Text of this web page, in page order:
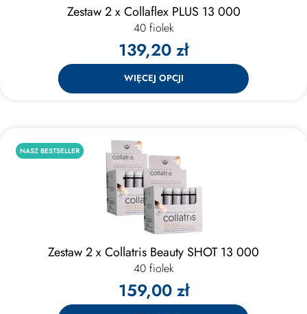
Zestaw 2 x Collaflex PLUS 13 000
40 fiolek
139,20 zł
WIĘCEJ OPCJI
NASZ BESTSELLER
Zestaw 2 x Collatris Beauty SHOT 13 000
40 fiolek
159,00 zł